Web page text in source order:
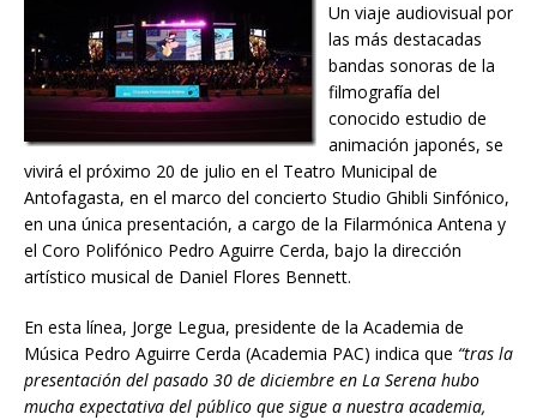
Un viaje audiovisual por
las más destacadas
bandas sonoras de la
filmografía del
conocido estudio de
animación japonés, se
vivirá el próximo 20 de julio en el Teatro Municipal de
Antofagasta, en el marco del concierto Studio Ghibli Sinfónico,
en una única presentación, a cargo de la Filarmónica Antena y
el Coro Polifónico Pedro Aguirre Cerda, bajo la dirección
artístico musical de Daniel Flores Bennett.
En esta línea, Jorge Legua, presidente de la Academia de
Música Pedro Aguirre Cerda (Academia PAC) indica que “tras la
presentación del pasado 30 de diciembre en La Serena hubo
mucha expectativa del público que sigue a nuestra academia,